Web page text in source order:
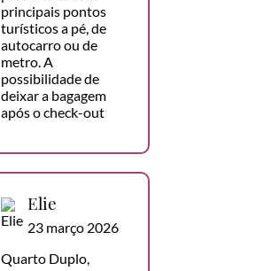
principais pontos
turísticos a pé, de
autocarro ou de
metro. A
possibilidade de
deixar a bagagem
após o check-out
Elie
23 março 2026
Quarto Duplo,